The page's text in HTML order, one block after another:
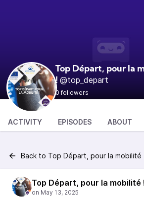
Top Départ, pour la
! @top_depart
0 followers
ACTIVITY EPISODES ABOUT
Back to Top Départ, pour la mobilité
Top Départ, pour la mobilité !